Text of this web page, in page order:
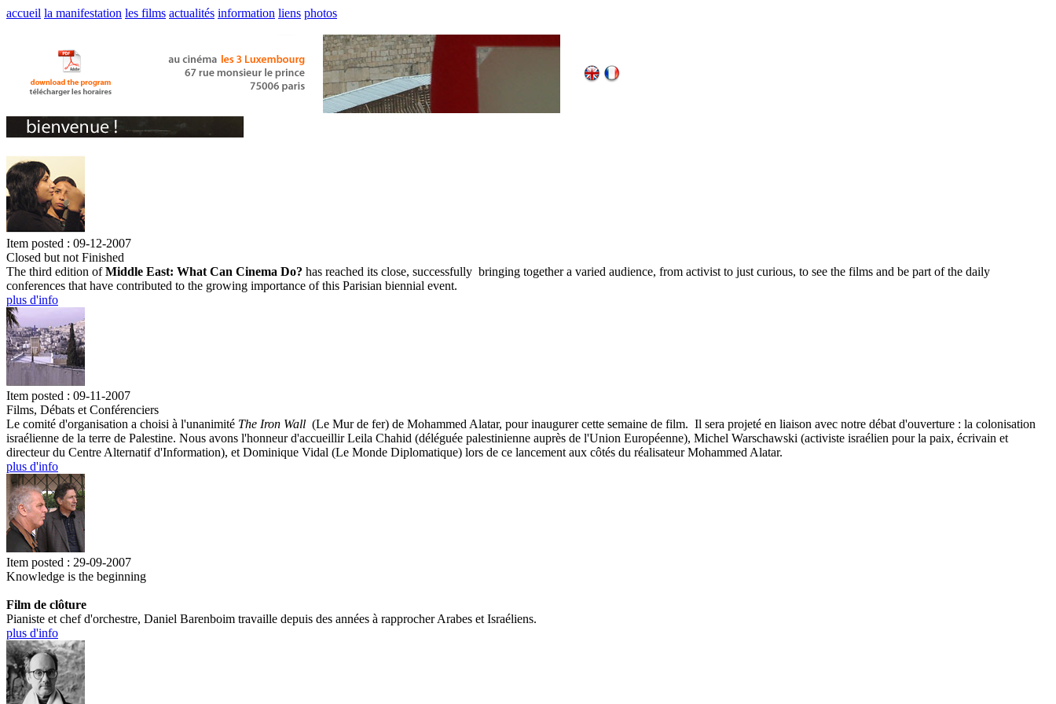
accueil la manifestation les films actualités information liens photos
Item posted : 09-12-2007
Closed but not Finished
The third edition ofMiddle East: What Can Cinema Do? has reached its close, successfully bringing together a varied audience, from activist to just curious, to see the films and be part of the daily
conferences that have contributed to the growing importance of this Parisian biennial event.
plus d'info
Item posted : 09-11-2007
Films, Débats et Conférenciers
Le comité d'organisation a choisi à l'unanimité The Iron Wall (Le Mur de fer) de Mohammed Alatar, pour inaugurer cette semaine de film. Il sera projeté en liaison avec notre débat d'ouverture : la colonisation
israélienne de la terre de Palestine. Nous avons l'honneur d'accueillir Leila Chahid (déléguée palestinienne auprès de l'Union Européenne), Michel Warschawski (activiste israélien pour la paix, écrivain et
directeur du Centre Alternatif d'Information), et Dominique Vidal (Le Monde Diplomatique) lors de ce lancement aux côtés du réalisateur Mohammed Alatar.
plus d'info
Item posted : 29-09-2007
Knowledge is the beginning
Film de clôture
Pianiste et chef d'orchestre, Daniel Barenboim travaille depuis des années à rapprocher Arabes et Israéliens.
plus d'info